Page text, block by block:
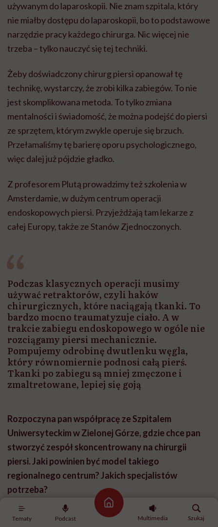
Tematy Podcast
Strona główna
Multimedia
Szukaj
używanym do laparoskopii. Nie znam szpitala, który
nie miałby dostępu do laparoskopii, bo to podstawowe
narzędzie pracy każdego chirurga. Nic więcej nie
trzeba – tylko nauczyć się tej techniki.
Żeby doświadczony chirurg piersi opanował tę
technikę, wystarczy, że zrobi kilka zabiegów. To nie
jest skomplikowana metoda. To tylko zmiana
mentalności i świadomość, że można podejść do piersi
ze sprzętem, którym zwykle operuje się brzuch.
Przełamaliśmy tę barierę oporu psychologicznego,
więc dalej już pójdzie gładko.
Z profesorem Plutą prowadzimy też szkolenia w
Amsterdamie, w dużym centrum operacji
endoskopowych piersi. Przyjeżdżają tam lekarze z
całej Europy, także ze Stanów Zjednoczonych.
Podczas klasycznych operacji musimy
używać retraktorów, czyli haków
chirurgicznych, które naciągają tkanki. To
bardzo mocno traumatyzuje ciało. A w
trakcie zabiegu endoskopowego w ogóle nie
rozciągamy piersi mechanicznie.
Pompujemy odrobinę dwutlenku węgla,
który równomiernie podnosi całą pierś.
Tkanki po zabiegu są mniej zmęczone i
zmaltretowane, lepiej się goją
Rozpoczyna pan współpracę ze Szpitalem
Uniwersyteckim w Zielonej Górze, gdzie chce pan
stworzyć zespół skoncentrowany na chirurgii
piersi. Jaki powinien być model takiego
regionalnego centrum? Jakich specjalistów
potrzeba?
Przede wszystkim powinien znaleźć się w nim zespół